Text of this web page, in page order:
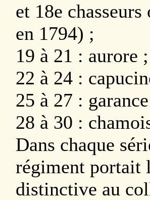
et 18e
en 1794) ;
19 à 21 : aurore ;
22 à 24 :
25 à 27 :
28 à 30 :
Dans chaque
régiment portait
distinctive au